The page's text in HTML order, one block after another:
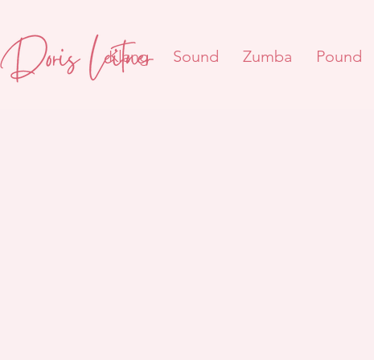
Klang Sound Zumba Pound